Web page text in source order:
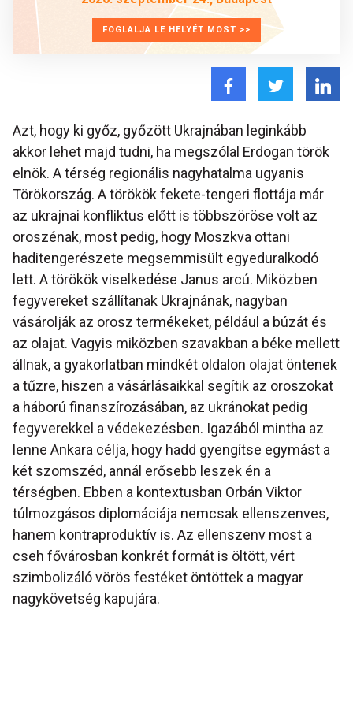
FOGLALJA LE HELYÉT MOST >>
Azt, hogy ki győz, győzött Ukrajnában leginkább
akkor lehet majd tudni, ha megszólal Erdogan török
elnök. A térség regionális nagyhatalma ugyanis
Törökország. A törökök fekete-tengeri flottája már
az ukrajnai konfliktus előtt is többszöröse volt az
oroszénak, most pedig, hogy Moszkva ottani
haditengerészete megsemmisült egyeduralkodó
lett. A törökök viselkedése Janus arcú. Miközben
fegyvereket szállítanak Ukrajnának, nagyban
vásárolják az orosz termékeket, például a búzát és
az olajat. Vagyis miközben szavakban a béke mellett
állnak, a gyakorlatban mindkét oldalon olajat öntenek
a tűzre, hiszen a vásárlásaikkal segítik az oroszokat
a háború finanszírozásában, az ukránokat pedig
fegyverekkel a védekezésben. Igazából mintha az
lenne Ankara célja, hogy hadd gyengítse egymást a
két szomszéd, annál erősebb leszek én a
térségben. Ebben a kontextusban Orbán Viktor
túlmozgásos diplomáciája nemcsak ellenszenves,
hanem kontraproduktív is. Az ellenszenv most a
cseh fővárosban konkrét formát is öltött, vért
szimbolizáló vörös festéket öntöttek a magyar
nagykövetség kapujára.